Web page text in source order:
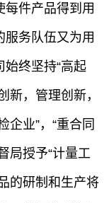
每件产品得到用
服务队伍又为用
终坚持“高起
新，管理创新，
企业”，“重合同
局授予“计量工
的研制和生产将